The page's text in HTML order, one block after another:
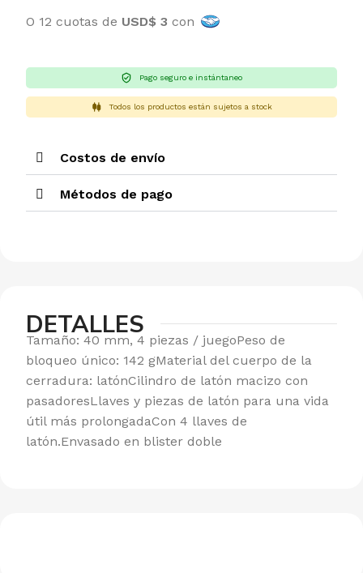
O 12 cuotas de USD$ 3 con
Pago seguro e instántaneo
Todos los productos están sujetos a stock
Costos de envío
Métodos de pago
DETALLES
Tamaño: 40 mm, 4 piezas / juegoPeso de
bloqueo único: 142 gMaterial del cuerpo de la
cerradura: latónCilindro de latón macizo con
pasadoresLlaves y piezas de latón para una vida
útil más prolongadaCon 4 llaves de
latón.Envasado en blister doble